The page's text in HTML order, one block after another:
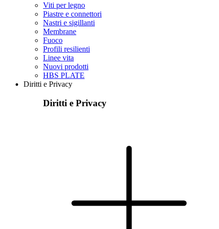
Viti per legno
Piastre e connettori
Nastri e sigillanti
Membrane
Fuoco
Profili resilienti
Linee vita
Nuovi prodotti
HBS PLATE
Diritti e Privacy
Diritti e Privacy